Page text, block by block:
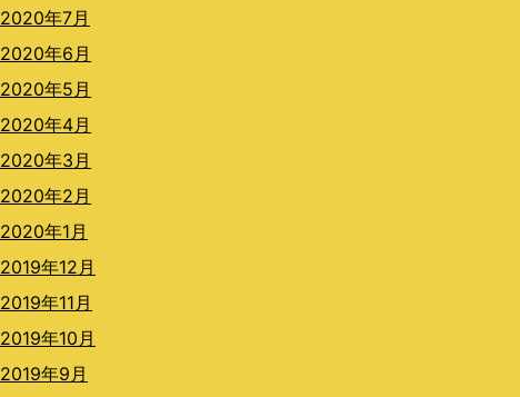
2020年7月
2020年6月
2020年5月
2020年4月
2020年3月
2020年2月
2020年1月
2019年12月
2019年11月
2019年10月
2019年9月